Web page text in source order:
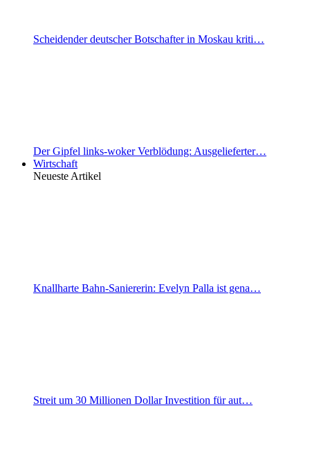
Scheidender deutscher Botschafter in Moskau kriti…
Der Gipfel links-woker Verblödung: Ausgelieferter…
Wirtschaft
Neueste Artikel
Knallharte Bahn-Saniererin: Evelyn Palla ist gena…
Streit um 30 Millionen Dollar Investition für aut…